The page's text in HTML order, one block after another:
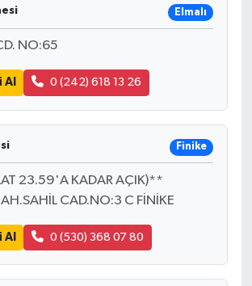
Elmalı
NO:65
Al 0 (242) 618 13 26
Finike
23.59'A KADAR AÇIK)**
CAD.NO:3 C FİNİKE
Al 0 (530) 368 07 80